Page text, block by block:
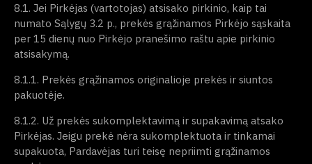
8.1. Jei Pirkėjas (vartotojas) atsisako pirkinio, kaip tai
numato Sąlygų 3.2 p., prekės grąžinamos Pirkėjo sąskaita
per 15 dienų nuo Pirkėjo pranešimo raštu apie pirkinio
atsisakymą.
8.1.1. Prekės grąžinamos originalioje prekės ir siuntos
pakuotėje.
8.1.2. Už prekės sukomplektavimą ir supakavimą atsako
Pirkėjas. Jeigu prekė nėra sukomplektuota ir tinkamai
supakuota, Pardavėjas turi teisę nepriimti grąžinamos